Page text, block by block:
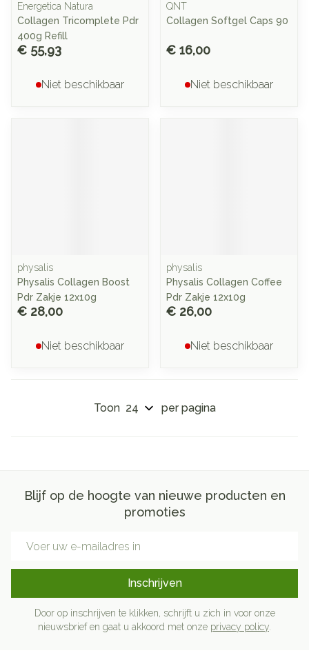
Energetica Natura
Collagen Tricomplete Pdr
400g Refill
€ 55,93
Niet beschikbaar
QNT
Collagen Softgel Caps 90
€ 16,00
Niet beschikbaar
physalis
Physalis Collagen Boost
Pdr Zakje 12x10g
€ 28,00
Niet beschikbaar
physalis
Physalis Collagen Coffee
Pdr Zakje 12x10g
€ 26,00
Niet beschikbaar
Toon per pagina
Blijf op de hoogte van nieuwe producten en
promoties
Inschrijven
Door op inschrijven te klikken, schrijft u zich in voor onze
nieuwsbrief en gaat u akkoord met onze privacy policy